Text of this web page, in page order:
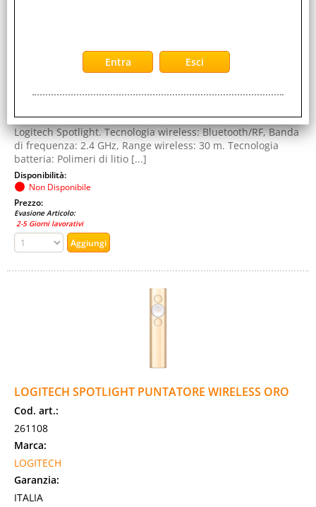
5099206070011
Cod. Produttore:
Logitech Spotlight. Tecnologia wireless: Bluetooth/RF, Banda
di frequenza: 2.4 GHz, Range wireless: 30 m. Tecnologia
batteria: Polimeri di litio [...]
Disponibilità:
Non Disponibile
Prezzo:
Evasione Articolo:
2-5 Giorni lavorativi
LOGITECH SPOTLIGHT PUNTATORE WIRELESS ORO
Cod. art.:
261108
Marca:
LOGITECH
Garanzia:
ITALIA